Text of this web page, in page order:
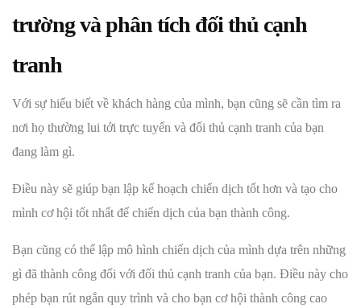
trường và phân tích đối thủ cạnh
tranh
Với sự hiểu biết về khách hàng của mình, bạn cũng sẽ cần tìm ra
nơi họ thường lui tới trực tuyến và đối thủ cạnh tranh của bạn
đang làm gì.
Điều này sẽ giúp bạn lập kế hoạch chiến dịch tốt hơn và tạo cho
mình cơ hội tốt nhất để chiến dịch của bạn thành công.
Bạn cũng có thể lập mô hình chiến dịch của mình dựa trên những
gì đã thành công đối với đối thủ cạnh tranh của bạn. Điều này cho
phép bạn rút ngắn quy trình và cho bạn cơ hội thành công cao